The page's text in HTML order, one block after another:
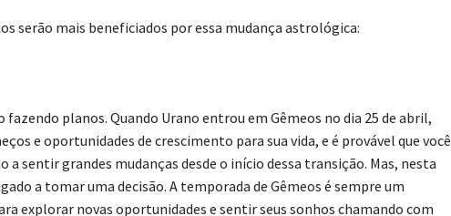
serão mais beneficiados por essa mudança astrológica:
fazendo planos. Quando Urano entrou em Gêmeos no dia 25 de abril,
e oportunidades de crescimento para sua vida, e é provável que você
a sentir grandes mudanças desde o início dessa transição. Mas, nesta
a tomar uma decisão. A temporada de Gêmeos é sempre um
explorar novas oportunidades e sentir seus sonhos chamando com